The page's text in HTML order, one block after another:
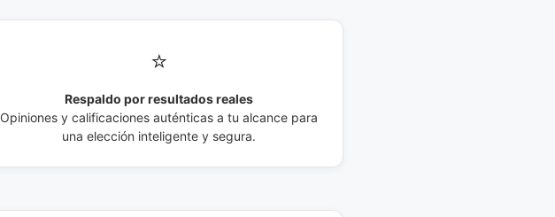
⭐
Respaldo por resultados reales
Opiniones y calificaciones auténticas a tu alcance para
una elección inteligente y segura.